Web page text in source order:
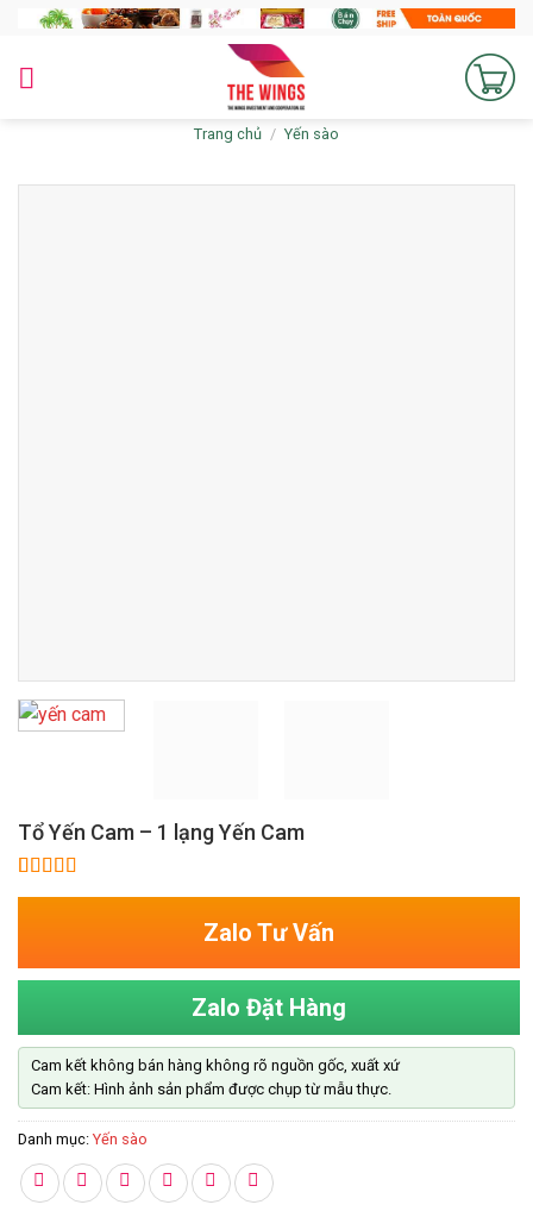
content
Trang chủ / Yến sào
Tổ Yến Cam – 1 lạng Yến Cam
5.00trên 5
1
Zalo Tư Vấn
Zalo Đặt Hàng
Cam kết không bán hàng không rõ nguồn gốc, xuất xứ
Cam kết: Hình ảnh sản phẩm được chụp từ mẫu thực.
Danh mục: Yến sào